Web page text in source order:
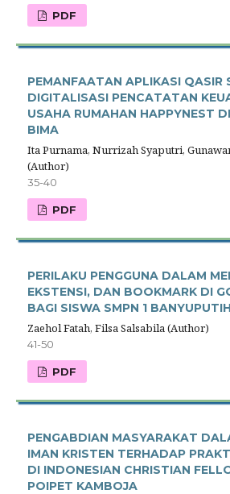
PDF
PEMANFAATAN APLIKASI QASIR
DIGITALISASI PENCATATAN
USAHA RUMAHAN HAPPYNEST
BIMA
Ita Purnama, Nurrizah Syaputri,
(Author)
35-40
PDF
PERILAKU PENGGUNA DALAM
EKSTENSI, DAN BOOKMARK DI
BAGI SISWA SMPN 1
Zaehol Fatah, Filsa Salsabila (Author)
41-50
PDF
PENGABDIAN MASYARAKAT
IMAN KRISTEN TERHADAP
DI INDONESIAN CHRISTIAN
POIPET KAMBOJA